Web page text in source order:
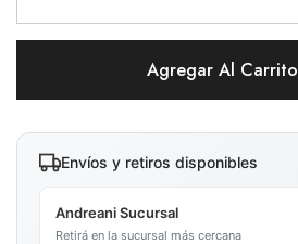
Agregar Al Carrito
Envíos y retiros disponibles
Andreani Sucursal
Retirá en la sucursal más cercana